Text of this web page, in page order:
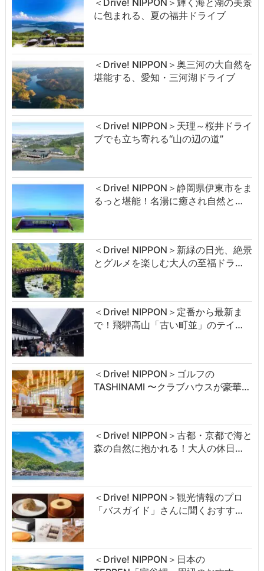
に包まれる、夏の福井ドライブ
＜Drive! NIPPON＞奥三河の大自然を
堪能する、愛知・三河湖ドライブ
＜Drive! NIPPON＞天理～桜井ドライ
ブでも立ち寄れる“山の辺の道”
＜Drive! NIPPON＞静岡県伊東市をま
るっと堪能！名湯に癒され自然と…
＜Drive! NIPPON＞新緑の日光、絶景
とグルメを楽しむ大人の至福ドラ…
＜Drive! NIPPON＞定番から最新ま
で！飛騨高山「古い町並」のテイ…
＜Drive! NIPPON＞ゴルフの
TASHINAMI 〜クラブハウスが豪華…
＜Drive! NIPPON＞古都・京都で海と
森の自然に抱かれる！大人の休日…
＜Drive! NIPPON＞観光情報のプロ
「バスガイド」さんに聞くおすす…
＜Drive! NIPPON＞日本の